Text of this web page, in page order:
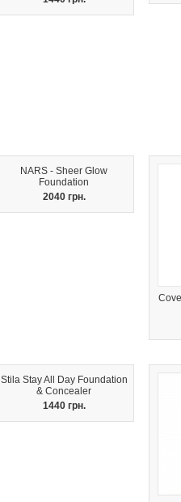
NARS - Sheer Glow
Foundation
2040 грн.
Stila Stay All Day Foundation
& Concealer
1440 грн.